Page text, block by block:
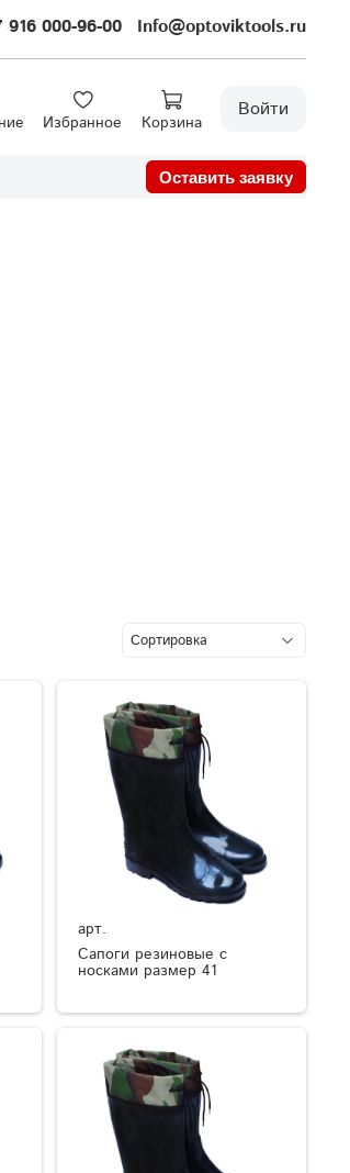
916 000-96-00 Info@optoviktools.ru
Избранное Корзина
Войти
Оставить заявку
арт.
Сапоги резиновые с
носками размер 41